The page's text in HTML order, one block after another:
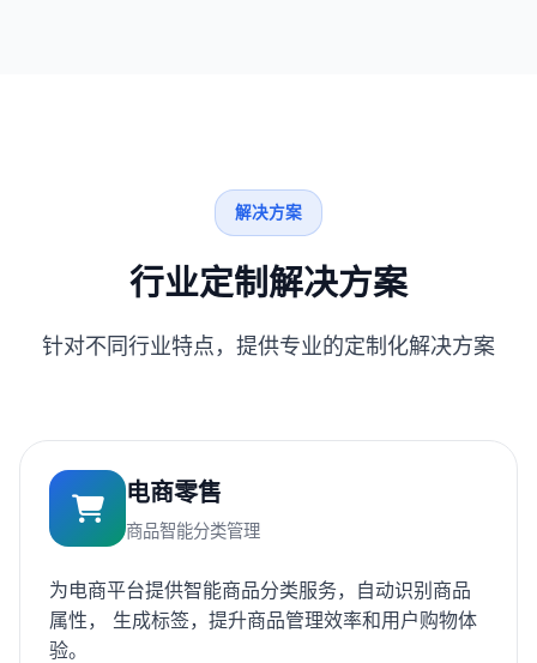
解决方案
行业定制解决方案
针对不同行业特点，提供专业的定制化解决方案
电商零售
商品智能分类管理
为电商平台提供智能商品分类服务，自动识别商品
属性， 生成标签，提升商品管理效率和用户购物体
验。